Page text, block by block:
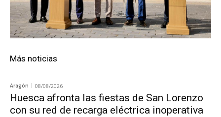
Más noticias
Aragón 08/08/2026
Huesca afronta las fiestas de San Lorenzo
con su red de recarga eléctrica inoperativa